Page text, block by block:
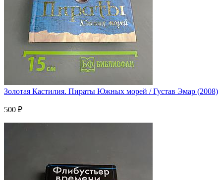
Золотая Кастилия. Пираты Южных морей / Густав Эмар (2008)
500 ₽